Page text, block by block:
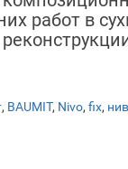
работ в
, BAUMIT, Nivo, fix,